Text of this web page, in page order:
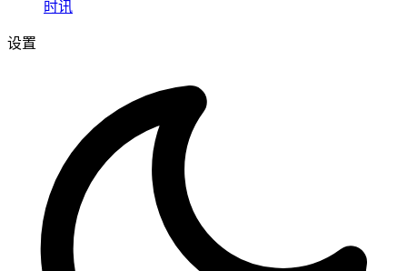
时讯
设置